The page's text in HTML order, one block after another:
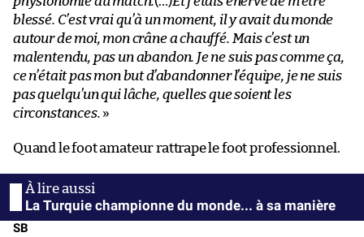
blessé. C’est vrai qu’à un moment, il y avait du monde
autour de moi, mon crâne a chauffé. Mais c’est un
malentendu, pas un abandon. Je ne suis pas comme ça,
ce n’était pas mon but d’abandonner l’équipe, je ne suis
pas quelqu’un qui lâche, quelles que soient les
circonstances. »
Quand le foot amateur rattrape le foot professionnel.
La Turquie championne du monde... à sa manière
SB